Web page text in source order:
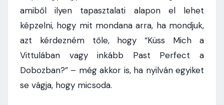
amiből ilyen tapasztalati alapon el lehet
képzelni, hogy mit mondana arra, ha mondjuk,
azt kérdezném tőle, hogy “Küss Mich a
Vittulában vagy inkább Past Perfect a
Dobozban?” – még akkor is, ha nyilván egyiket
se vágja, hogy micsoda.